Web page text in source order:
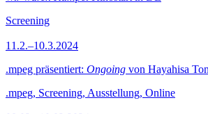
Screening
11.2.–10.3.2024
.mpeg präsentiert: Ongoing von Hayahisa
.mpeg, Screening, Ausstellung, Online